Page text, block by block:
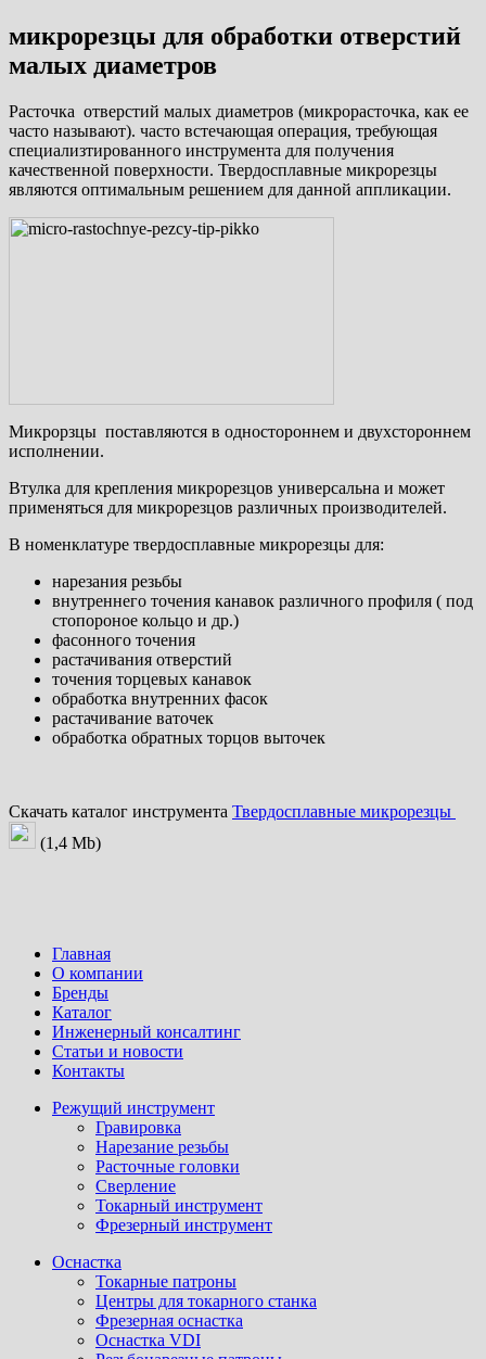
микрорезцы для обработки отверстий
малых диаметров
Расточка отверстий малых диаметров (микрорасточка, как ее
часто называют). часто встечающая операция, требующая
специализтированного инструмента для получения
качественной поверхности. Твердосплавные микрорезцы
являются оптимальным решением для данной аппликации.
Микрорзцы поставляются в одностороннем и двухстороннем
исполнении.
Втулка для крепления микрорезцов универсальна и может
применяться для микрорезцов различных производителей.
В номенклатуре твердосплавные микрорезцы для:
нарезания резьбы
внутреннего точения канавок различного профиля ( под
стопороное кольцо и др.)
фасонного точения
растачивания отверстий
точения торцевых канавок
обработка внутренних фасок
растачивание ваточек
обработка обратных торцов выточек
Скачать каталог инструмента Твердосплавные микрорезцы
(1,4 Mb)
Главная
О компании
Бренды
Каталог
Инженерный консалтинг
Статьи и новости
Контакты
Режущий инструмент
Гравировка
Нарезание резьбы
Расточные головки
Сверление
Токарный инструмент
Фрезерный инструмент
Оснастка
Токарные патроны
Центры для токарного станка
Фрезерная оснастка
Оснастка VDI